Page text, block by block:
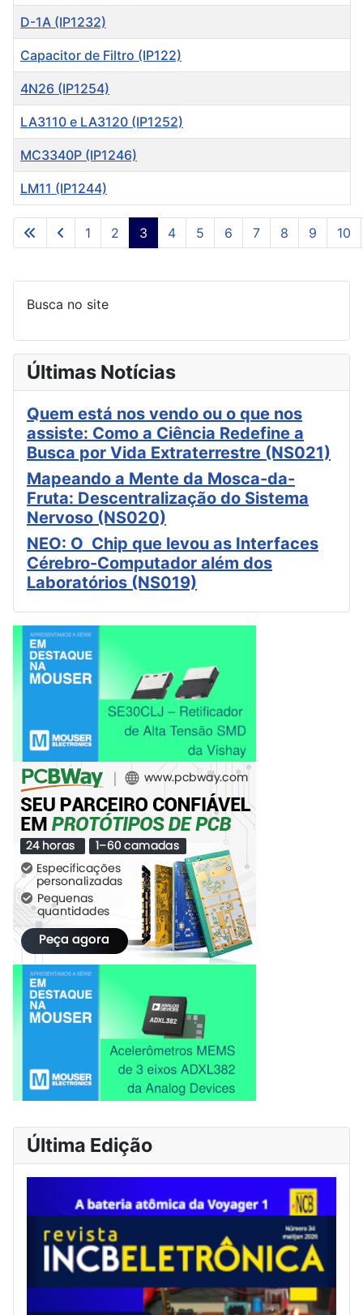
Artigos
D-1A (IP1232)
Capacitor de Filtro (IP122)
4N26 (IP1254)
LA3110 e LA3120 (IP1252)
MC3340P (IP1246)
LM11 (IP1244)
Página 3 de 11
1 2 3 4 5 6 7 8 9 10
Busca no site
Últimas Notícias
Quem está nos vendo ou o que nos
assiste: Como a Ciência Redefine a
Busca por Vida Extraterrestre (NS021)
Mapeando a Mente da Mosca-da-
Fruta: Descentralização do Sistema
Nervoso (NS020)
NEO: O Chip que levou as Interfaces
Cérebro-Computador além dos
Laboratórios (NS019)
Última Edição